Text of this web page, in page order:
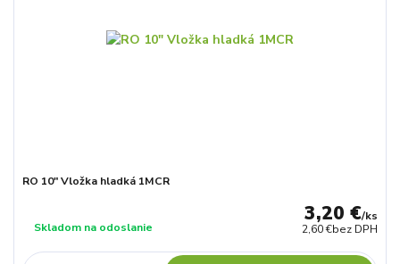
RO 10" Vložka hladká 1MCR
3,20 €/ks
2,60 €bez DPH
Skladom na odoslanie